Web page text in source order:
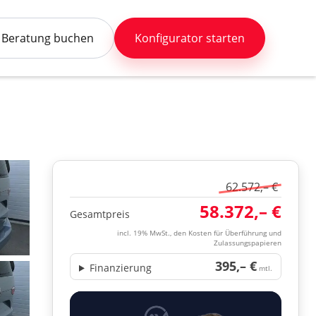
Beratung buchen Konfigurator starten
62.572,– €
Gesamtpreis 58.372,– €
incl. 19% MwSt., den Kosten für Überführung und
Zulassungspapieren
395,– € mtl.
Finanzierung